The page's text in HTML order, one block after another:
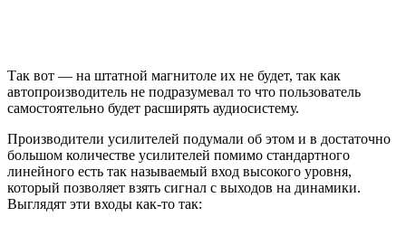
Так вот — на штатной магнитоле их не будет, так как
автопроизводитель не подразумевал то что пользователь
самостоятельно будет расширять аудиосистему.
Производители усилителей подумали об этом и в достаточно
большом количестве усилителей помимо стандартного
линейного есть так называемый вход высокого уровня,
который позволяет взять сигнал с выходов на динамики.
Выглядят эти входы как-то так: